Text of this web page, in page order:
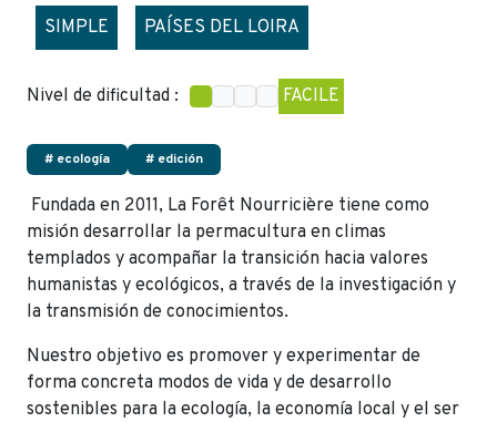
SIMPLE PAÍSES DEL LOIRA
Nivel de dificultad : FACILE
# ecología # edición
Fundada en 2011, La Forêt Nourricière tiene como
misión desarrollar la permacultura en climas
templados y acompañar la transición hacia valores
humanistas y ecológicos, a través de la investigación y
la transmisión de conocimientos.
Nuestro objetivo es promover y experimentar de
forma concreta modos de vida y de desarrollo
sostenibles para la ecología, la economía local y el ser